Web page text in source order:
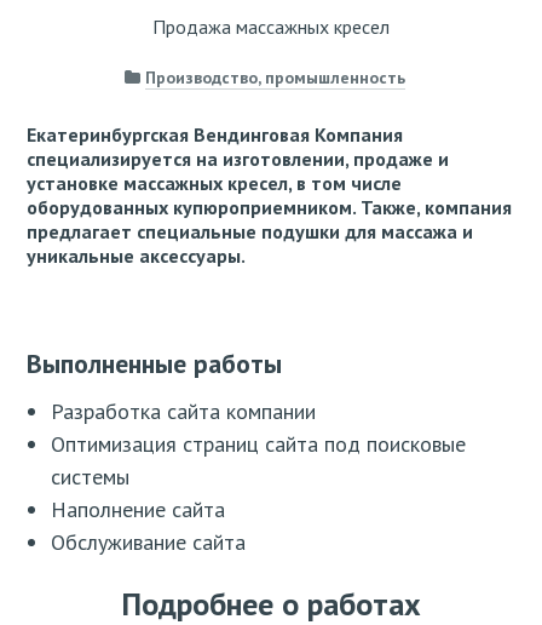
Продажа массажных кресел
Производство, промышленность
Екатеринбургская Вендинговая Компания
специализируется на изготовлении, продаже и
установке массажных кресел, в том числе
оборудованных купюроприемником. Также, компания
предлагает специальные подушки для массажа и
уникальные аксессуары.
Выполненные работы
Разработка сайта компании
Оптимизация страниц сайта под поисковые
системы
Наполнение сайта
Обслуживание сайта
Подробнее о работах